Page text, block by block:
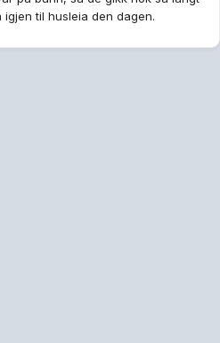
til husleia den dagen.